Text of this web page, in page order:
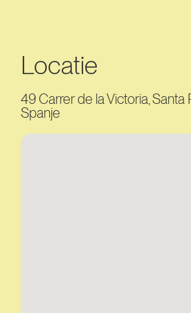
Locatie
49 Carrer de la Victoria, Santa
Spanje